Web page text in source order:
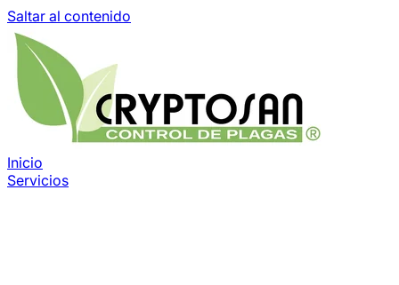
Saltar al contenido
Inicio
Servicios